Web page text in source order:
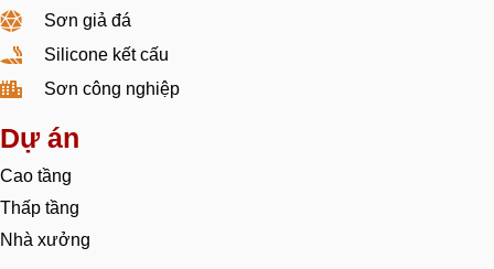
Sơn giả đá
Silicone kết cấu
Sơn công nghiệp
Dự án
Cao tầng
Thấp tầng
Nhà xưởng